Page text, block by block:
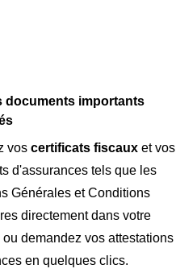
documents importants
vos certificats fiscaux et vos
d'assurances tels que les
Générales et Conditions
directement dans votre
demandez vos attestations
en quelques clics.